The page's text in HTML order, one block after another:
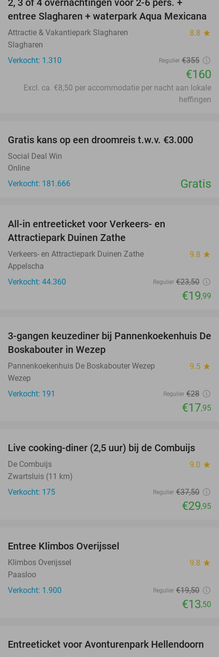
entree Slagharen + waterpark Aqua Mexicana
Attractie & Vakantiepark Slagharen 8.8 star
Slagharen
Verkocht: 1.310
Regulier €355
€160
Excl. ca. €8,50 per accommodatie per nacht aan lokale
heffingen
Gratis kans op een droomreis t.w.v. €3.000
Social Deal Win
Online
Verkocht: 181.666
Gratis
All-in entreeticket voor Verkeers- en
Attractiepark Duinen Zathe
Verkeers- en Attractiepark Duinen Zathe 9.8 star
Appelscha
Verkocht: 44.360
Regulier €23,50
€19,99
36%
3-gangen keuzediner bij Pannenkoekenhuis De
Boskabouter in Wezep
Pannenkoekenhuis De Boskabouter Wezep 9.5 star
Wezep
Verkocht: 191
Regulier €28
€17,95
20%
Live cooking-diner (2,5 uur) bij de Combuijs
De Combuijs 9.0 star
Zwartsluis (11 km)
Verkocht: 175
Regulier €37,50
€29,95
Entree Klimbos Overijssel
Klimbos Overijssel 9.8 star
Paasloo
Verkocht: 1.900
Regulier €19,50
€13,50
41%
Entreeticket voor Avonturenpark Hellendoorn